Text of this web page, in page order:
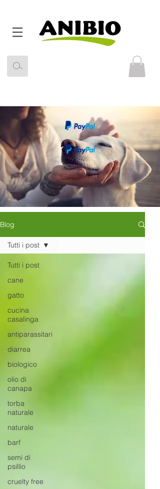
Blog
Tutti i post
cane
gatto
cucina
casalinga
antiparassitari
diarrea
biologico
olio di
canapa
torba
naturale
naturale
barf
semi di
psillio
cruelty free
Tutti i post